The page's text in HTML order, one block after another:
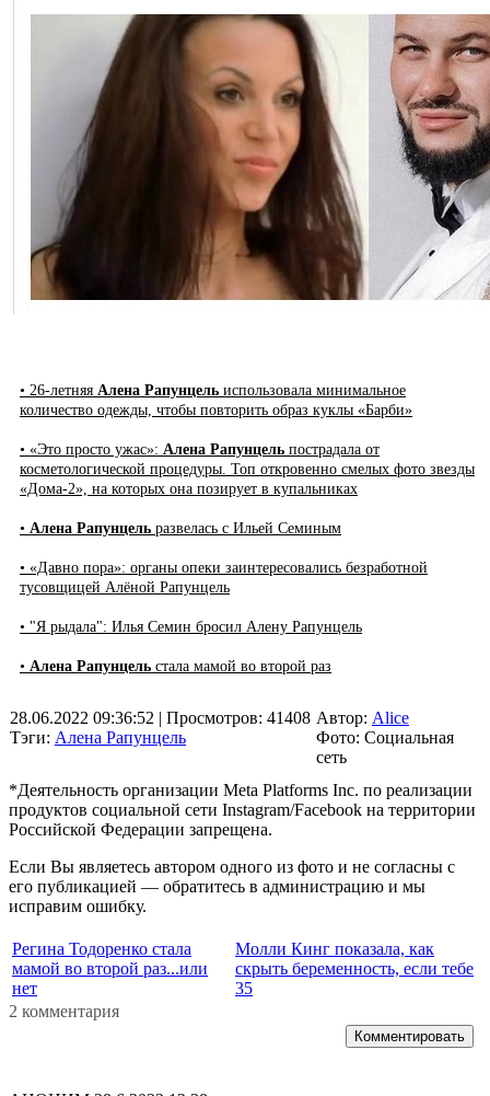
• 26-летняя Алена Рапунцель использовала минимальное
количество одежды, чтобы повторить образ куклы «Барби»
• «Это просто ужас»: Алена Рапунцель пострадала от
косметологической процедуры. Топ откровенно смелых фото звезды
«Дома-2», на которых она позирует в купальниках
• Алена Рапунцель развелась с Ильей Семиным
• «Давно пора»: органы опеки заинтересовались безработной
тусовщицей Алёной Рапунцель
• "Я рыдала": Илья Семин бросил Алену Рапунцель
• Алена Рапунцель стала мамой во второй раз
28.06.2022 09:36:52 | Просмотров: 41408
Тэги: Алена Рапунцель
Автор: Alice
Фото: Социальная
сеть
*Деятельность организации Meta Platforms Inc. по реализации
продуктов социальной сети Instagram/Facebook на территории
Российской Федерации запрещена.
Если Вы являетесь автором одного из фото и не согласны с
его публикацией — обратитесь в администрацию и мы
исправим ошибку.
Регина Тодоренко стала
мамой во второй раз...или
нет
Молли Кинг показала, как
скрыть беременность, если тебе
35
2 комментария
Комментировать